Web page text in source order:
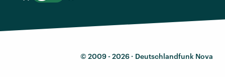
© 2009 - 2026 · Deutschlandfunk Nova